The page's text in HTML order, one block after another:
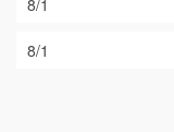
8/1
8/1